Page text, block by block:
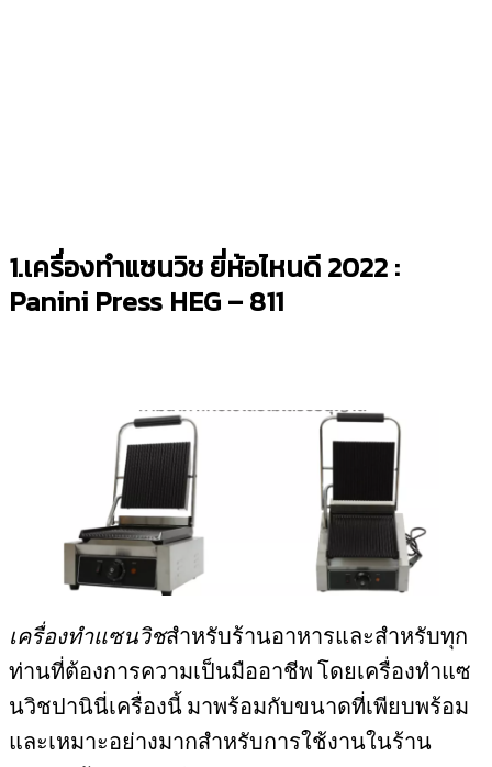
1.เครื่องทำแซนวิช ยี่ห้อไหนดี 2022 :
Panini Press HEG – 811
เครื่องทำแซนวิชสำหรับร้านอาหารและสำหรับทุก
ท่านที่ต้องการความเป็นมืออาชีพ โดยเครื่องทำแซ
นวิชปานินี่เครื่องนี้ มาพร้อมกับขนาดที่เพียบพร้อม
และเหมาะอย่างมากสำหรับการใช้งานในร้าน